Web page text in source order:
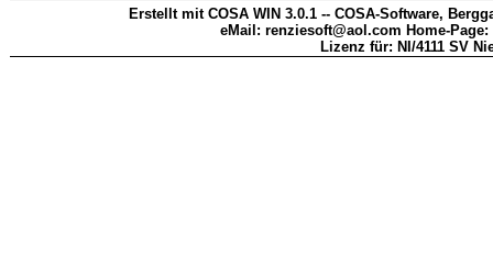
Erstellt mit COSA WIN 3.0.1 -- COSA-Software,
eMail: renziesoft@aol.com Home-Page:
Lizenz für: NI/4111 SV